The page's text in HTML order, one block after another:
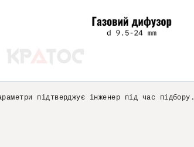
підтверджує інженер під час підбору.